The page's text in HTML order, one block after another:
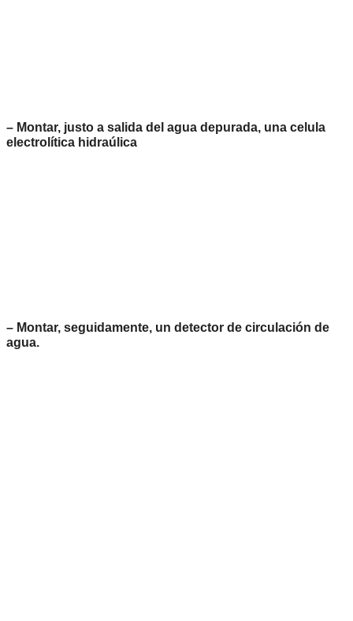
– Montar, justo a salida del agua depurada, una celula
electrolítica hidraúlica
– Montar, seguidamente, un detector de circulación de
agua.